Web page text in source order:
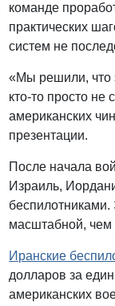
команде
практических
систем не
«Мы решили, что
кто-то просто не
американских
презентации.
После начала
Израиль,
масштабной, чем
Иранские
долларов за
американских